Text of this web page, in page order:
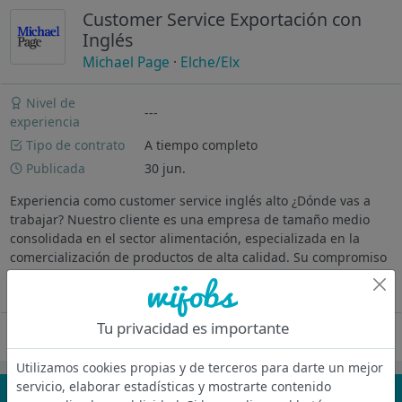
Customer Service Exportación con
Inglés
Michael Page · Elche/Elx
Nivel de
experiencia
---
Tipo de contrato
A tiempo completo
Publicada
30 jun.
Experiencia como customer service inglés alto ¿Dónde vas a
trabajar? Nuestro cliente es una empresa de tamaño medio
consolidada en el sector alimentación, especializada en la
comercialización de productos de alta calidad. Su compromiso
con la...
Oferta desactivada
Tu privacidad es importante
Utilizamos cookies propias y de terceros para darte un mejor
servicio, elaborar estadísticas y mostrarte contenido